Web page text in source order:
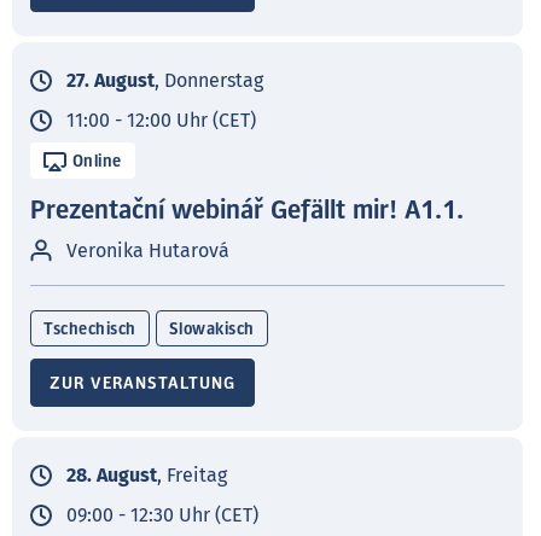
27. August, Donnerstag
11:00 - 12:00 Uhr (CET)
Online
Prezentační webinář Gefällt mir! A1.1.
Veronika Hutarová
Tschechisch Slowakisch
ZUR VERANSTALTUNG
28. August, Freitag
09:00 - 12:30 Uhr (CET)